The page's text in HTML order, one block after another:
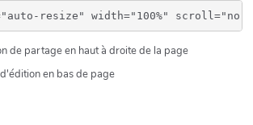
de partage en haut à droite de la page
en bas de page